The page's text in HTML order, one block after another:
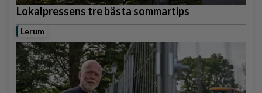
Lokalpressens tre bästa sommartips
Lerum